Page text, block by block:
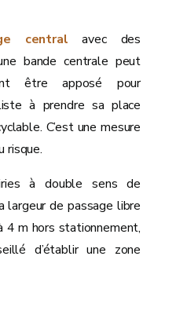
central avec des
bande centrale peut
être apposé pour
à prendre sa place
C’est une mesure
risque.
à double sens de
largeur de passage libre
4 m hors stationnement,
d’établir une zone